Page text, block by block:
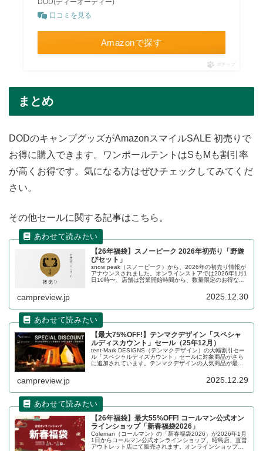
DOD(ディーオーディー)
口コミを見る
Amazonで探す
ポチップ
まとめ
DODのキャンプグッズがAmazonスマイルSALE 初売りで
お得に購入できます。ワンポールテントはSもMも割引率
が高くお得です。気になる方はぜひチェックしてみてくだ
さい。
その他セールに関する記事はこちら。
【26年福袋】スノーピーク 2026年初売り「野遊
びセット」
snow peak（スノーピーク）から、2026年の初売り情報が
アナウンスされました。オンラインストアでは2026年1月1
日10時〜、店舗は営業開始時間から、数量限定のお得な野
campreview.jp 2025.12.30
【最大75%OFF!】テンマクデザイン「スペシャ
ルディスカウント」セール（25年12月）
tent-Mark DESIGNS（テンマクデザイン）の大幅割引セー
ル「スペシャルディスカウント」セールに対象商品がさら
に追加されています。テンマクデザインの人気商品が最大
campreview.jp 2025.12.29
【26年福袋】最大55%OFF! コールマン公式オン
ラインショップ「新春福袋2026」
Coleman（コールマン）の「新春福袋2026」が2026年1月
1日からコールマン公式オンラインショップ、昭島店、直営
アウトレット店にて販売されます。オンラインショップ、